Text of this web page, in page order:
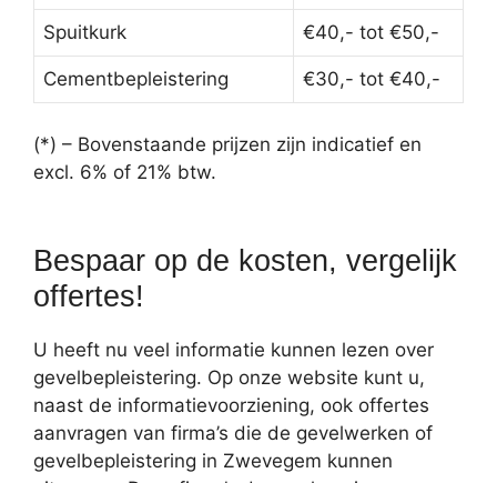
Spuitkurk €40,- tot €50,-
Cementbepleistering €30,- tot €40,-
(*) – Bovenstaande prijzen zijn indicatief en
excl. 6% of 21% btw.
Bespaar op de kosten, vergelijk
offertes!
U heeft nu veel informatie kunnen lezen over
gevelbepleistering. Op onze website kunt u,
naast de informatievoorziening, ook offertes
aanvragen van firma’s die de gevelwerken of
gevelbepleistering in Zwevegem kunnen